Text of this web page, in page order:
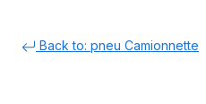
Back to: pneu Camionnette